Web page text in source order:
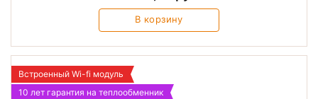
В корзину
Встроенный Wi-fi модуль
10 лет гарантия на теплообменник